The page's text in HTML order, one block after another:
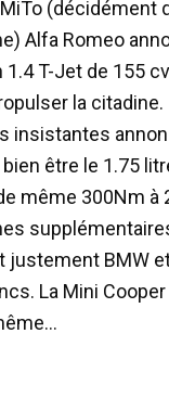
(décidément
Alfa Romeo
T-Jet de 155
la citadine.
insistantes
être le 1.75
même 300Nm à
justement BMW
La Mini Cooper